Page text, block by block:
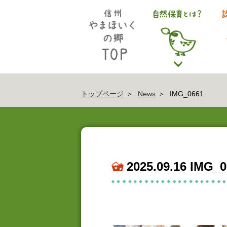
トップページ News IMG_0661
2025.09.16